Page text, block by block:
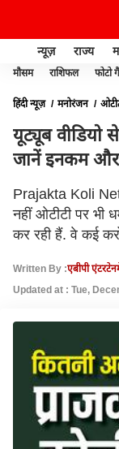
न्यूज़ राज्य
मौसम राशिफल फोटो
हिंदी न्यूज़ मनोरंजन
यूट्यूब वीडियो
जानें इनकम और
Prajakta Koli Net
नहीं ओटीटी पर भी
कर रही हैं. वे कई
Written By :एबीपी
Updated at : Tue,